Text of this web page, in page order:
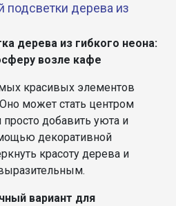
подсветки дерева из
дерева из гибкого неона:
возле кафе
красивых элементов
может стать центром
добавить уюта и
декоративной
красоту дерева и
вариант для